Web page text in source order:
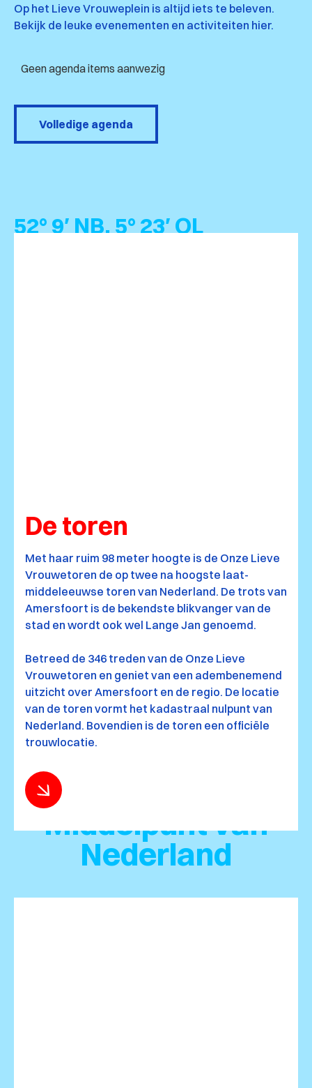
Op het Lieve Vrouweplein is altijd iets te beleven.
Bekijk de leuke evenementen en activiteiten hier.
Geen agenda items aanwezig
Volledige agenda
52° 9′ NB, 5° 23′ OL
De toren
Met haar ruim 98 meter hoogte is de Onze Lieve
Vrouwetoren de op twee na hoogste laat-
middeleeuwse toren van Nederland. De trots van
Amersfoort is de bekendste blikvanger van de
stad en wordt ook wel Lange Jan genoemd.
Betreed de 346 treden van de Onze Lieve
Vrouwetoren en geniet van een adembenemend
uitzicht over Amersfoort en de regio. De locatie
van de toren vormt het kadastraal nulpunt van
Nederland. Bovendien is de toren een officiële
trouwlocatie.
Middelpunt van
Nederland